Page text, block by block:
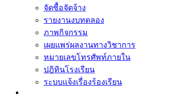
จัดซื้อจัดจ้าง
รายงานงบทดลอง
ภาพกิจกรรม
เผยแพร่ผลงานทางวิชาการ
หมายเลขโทรศัพท์ภายใน
ปฎิทินโรงเรียน
ระบบแจ้งเรื่องร้องเรียน